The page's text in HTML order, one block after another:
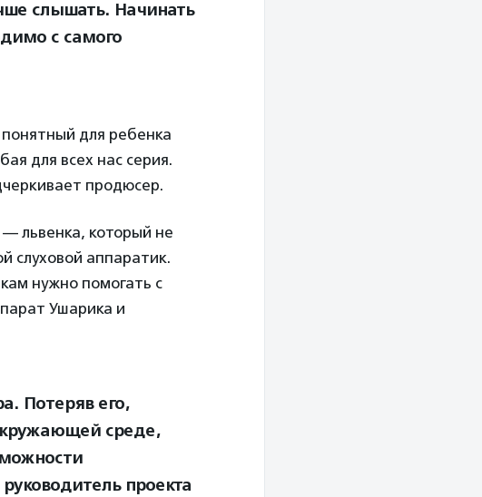
слышать. Начинать
с самого
для ребенка
для всех нас серия.
продюсер.
— львенка, который не
слуховой аппаратик.
нужно помогать с
Ушарика и
Потеряв его,
среде,
проекта